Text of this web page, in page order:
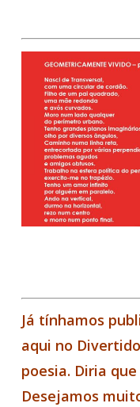
Já tínhamos
aqui no
poesia. Diria
Desejamos